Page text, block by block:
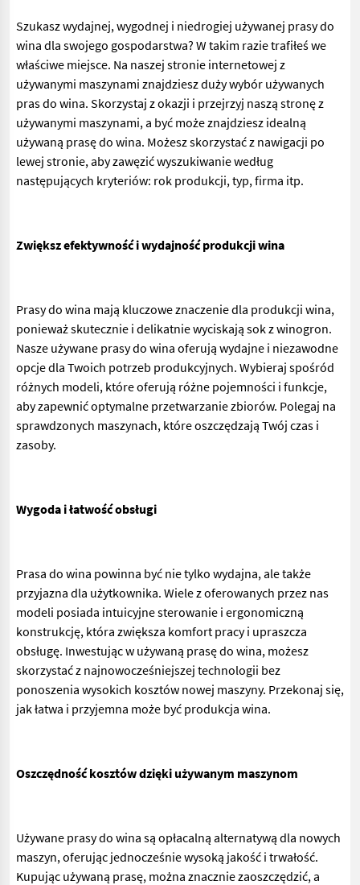
Szukasz wydajnej, wygodnej i niedrogiej używanej prasy do
wina dla swojego gospodarstwa? W takim razie trafiłeś we
właściwe miejsce. Na naszej stronie internetowej z
używanymi maszynami znajdziesz duży wybór używanych
pras do wina. Skorzystaj z okazji i przejrzyj naszą stronę z
używanymi maszynami, a być może znajdziesz idealną
używaną prasę do wina. Możesz skorzystać z nawigacji po
lewej stronie, aby zawęzić wyszukiwanie według
następujących kryteriów: rok produkcji, typ, firma itp.
Zwiększ efektywność i wydajność produkcji wina
Prasy do wina mają kluczowe znaczenie dla produkcji wina,
ponieważ skutecznie i delikatnie wyciskają sok z winogron.
Nasze używane prasy do wina oferują wydajne i niezawodne
opcje dla Twoich potrzeb produkcyjnych. Wybieraj spośród
różnych modeli, które oferują różne pojemności i funkcje,
aby zapewnić optymalne przetwarzanie zbiorów. Polegaj na
sprawdzonych maszynach, które oszczędzają Twój czas i
zasoby.
Wygoda i łatwość obsługi
Prasa do wina powinna być nie tylko wydajna, ale także
przyjazna dla użytkownika. Wiele z oferowanych przez nas
modeli posiada intuicyjne sterowanie i ergonomiczną
konstrukcję, która zwiększa komfort pracy i upraszcza
obsługę. Inwestując w używaną prasę do wina, możesz
skorzystać z najnowocześniejszej technologii bez
ponoszenia wysokich kosztów nowej maszyny. Przekonaj się,
jak łatwa i przyjemna może być produkcja wina.
Oszczędność kosztów dzięki używanym maszynom
Używane prasy do wina są opłacalną alternatywą dla nowych
maszyn, oferując jednocześnie wysoką jakość i trwałość.
Kupując używaną prasę, można znacznie zaoszczędzić, a